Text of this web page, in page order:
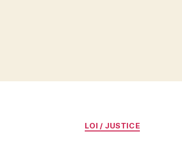
Catégories
LOI / JUSTICE